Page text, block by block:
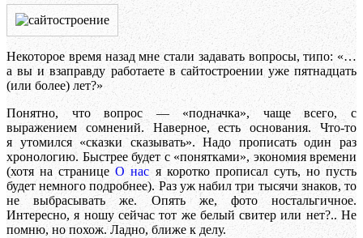
Некоторое время назад мне стали задавать вопросы, типо: «…
а вы и взаправду работаете в сайтостроении уже пятнадцать
(или более) лет?»
Понятно, что вопрос — «подначка», чаще всего, с
выражением сомнений. Наверное, есть основания. Что-то
я утомился «сказки сказывать». Надо прописать один раз
хронологию. Быстрее будет с «понятками», экономия времени
(хотя на страницеО нас я коротко прописал суть, но пусть
будет немного подробнее). Раз уж набил три тысячи знаков, то
не выбрасывать же. Опять же, фото ностальгичное.
Интересно, я ношу сейчас тот же белый свитер или нет?.. Не
помню, но похож. Ладно, ближе к делу.